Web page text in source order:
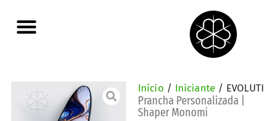
Início / Iniciante/
Prancha Personalizada |
Shaper Monomi